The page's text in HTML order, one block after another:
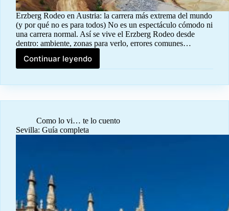
Erzberg Rodeo en Austria: la carrera más extrema del mundo
(y por qué no es para todos) No es un espectáculo cómodo ni
una carrera normal. Así se vive el Erzberg Rodeo desde
dentro: ambiente, zonas para verlo, errores comunes…
Continuar leyendo
Erzberg
Rodeo
Como lo vi… te lo cuento
Sevilla: Guía completa